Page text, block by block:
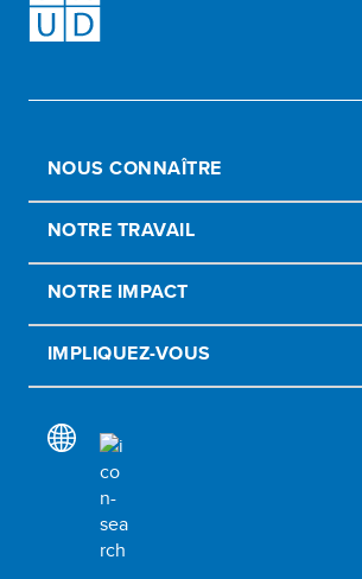
NOUS CONNAÎTRE
NOTRE TRAVAIL
NOTRE IMPACT
IMPLIQUEZ-VOUS